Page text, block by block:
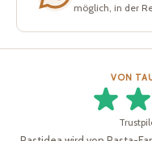
möglich, in der
VON